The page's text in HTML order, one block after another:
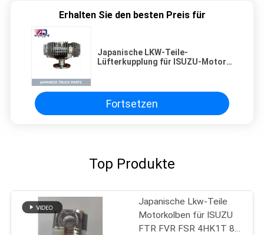
Erhalten Sie den besten Preis für
Japanische LKW-Teile-
Lüfterkupplung für ISUZU-Motor-
Fortsetzen
Top Produkte
Japanische Lkw-Teile
Motorkolben für ISUZU
FTR FVR FSR 4HK1T 8-